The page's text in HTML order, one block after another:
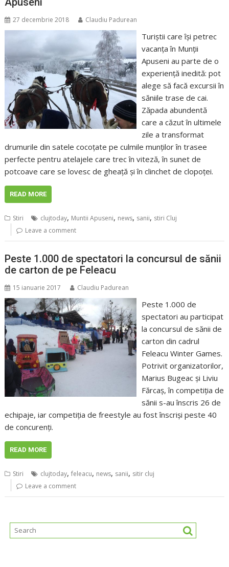
27 decembrie 2018 Claudiu Padurean
Turiştii care îşi petrec
vacanţa în Munţii
Apuseni au parte de o
experienţă inedită: pot
alege să facă excursii în
săniile trase de cai.
Zăpada abundentă
care a căzut în ultimele
zile a transformat
drumurile din satele cocoţate pe culmile munţilor în trasee
perfecte pentru atelajele care trec în viteză, în sunet de
potcoave care se lovesc de gheaţă şi în clinchet de clopoţei.
READ MORE
Stiri clujtoday, Muntii Apuseni, news, sanii, stiri Cluj
Leave a comment
Peste 1.000 de spectatori la concursul de sănii
de carton de pe Feleacu
15 ianuarie 2017 Claudiu Padurean
Peste 1.000 de
spectatori au participat
la concursul de sănii de
carton din cadrul
Feleacu Winter Games.
Potrivit organizatorilor,
Marius Bugeac şi Liviu
Fărcaş, în competiţia de
sănii s-au înscris 26 de
echipaje, iar competiţia de freestyle au fost înscrişi peste 40
de concurenţi.
READ MORE
Stiri clujtoday,feleacu, news, sanii, sitir cluj
Leave a comment